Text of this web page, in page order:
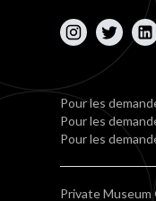
Pour les
Pour les
Pour les
Private